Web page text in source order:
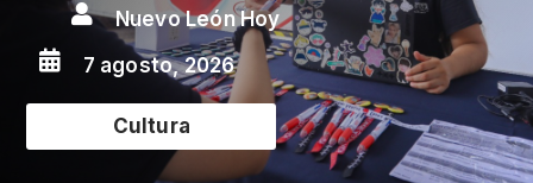
 Nuevo León Hoy
 7 agosto, 2026
Cultura